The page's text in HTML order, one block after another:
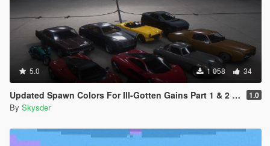
5.0 1 058 34
Updated Spawn Colors For Ill-Gotten Gains Part 1 & 2 Vehicles 1.0
By Skysder